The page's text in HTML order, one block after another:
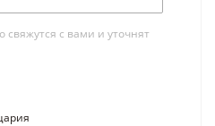
с вами и уточнят